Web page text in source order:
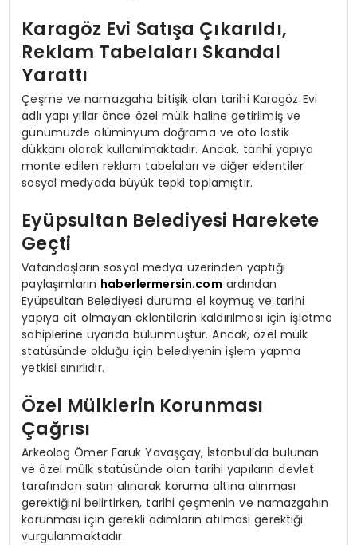
Karagöz Evi Satışa Çıkarıldı,
Reklam Tabelaları Skandal
Yarattı
Çeşme ve namazgaha bitişik olan tarihi Karagöz Evi
adlı yapı yıllar önce özel mülk haline getirilmiş ve
günümüzde alüminyum doğrama ve oto lastik
dükkanı olarak kullanılmaktadır. Ancak, tarihi yapıya
monte edilen reklam tabelaları ve diğer eklentiler
sosyal medyada büyük tepki toplamıştır.
Eyüpsultan Belediyesi Harekete
Geçti
Vatandaşların sosyal medya üzerinden yaptığı
paylaşımların haberlermersin.com ardından
Eyüpsultan Belediyesi duruma el koymuş ve tarihi
yapıya ait olmayan eklentilerin kaldırılması için işletme
sahiplerine uyarıda bulunmuştur. Ancak, özel mülk
statüsünde olduğu için belediyenin işlem yapma
yetkisi sınırlıdır.
Özel Mülklerin Korunması
Çağrısı
Arkeolog Ömer Faruk Yavaşçay, İstanbul’da bulunan
ve özel mülk statüsünde olan tarihi yapıların devlet
tarafından satın alınarak koruma altına alınması
gerektiğini belirtirken, tarihi çeşmenin ve namazgahın
korunması için gerekli adımların atılması gerektiği
vurgulanmaktadır.